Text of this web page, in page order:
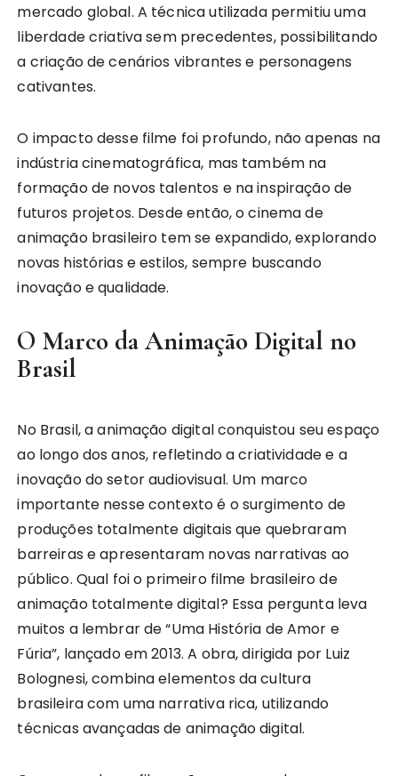
mercado global. A técnica utilizada permitiu uma
liberdade criativa sem precedentes, possibilitando
a criação de cenários vibrantes e personagens
cativantes.
O impacto desse filme foi profundo, não apenas na
indústria cinematográfica, mas também na
formação de novos talentos e na inspiração de
futuros projetos. Desde então, o cinema de
animação brasileiro tem se expandido, explorando
novas histórias e estilos, sempre buscando
inovação e qualidade.
O Marco da Animação Digital no
Brasil
No Brasil, a animação digital conquistou seu espaço
ao longo dos anos, refletindo a criatividade e a
inovação do setor audiovisual. Um marco
importante nesse contexto é o surgimento de
produções totalmente digitais que quebraram
barreiras e apresentaram novas narrativas ao
público. Qual foi o primeiro filme brasileiro de
animação totalmente digital? Essa pergunta leva
muitos a lembrar de “Uma História de Amor e
Fúria”, lançado em 2013. A obra, dirigida por Luiz
Bolognesi, combina elementos da cultura
brasileira com uma narrativa rica, utilizando
técnicas avançadas de animação digital.